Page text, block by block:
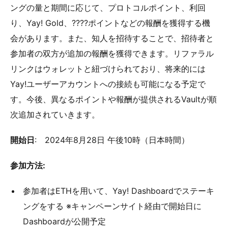
ングの量と期間に応じて、プロトコルポイント、利回
り、Yay! Gold、????ポイントなどの報酬を獲得する機
会があります。また、知人を招待することで、招待者と
参加者の双方が追加の報酬を獲得できます。リファラル
リンクはウォレットと紐づけられており、将来的には
Yay!ユーザーアカウントへの接続も可能になる予定で
す。今後、異なるポイントや報酬が提供されるVaultが順
次追加されていきます。
開始日: 2024年8月28日 午後10時（日本時間）
参加方法:
参加者はETHを用いて、Yay! Dashboardでステーキ
ングをする ※キャンペーンサイト経由で開始日に
Dashboardが公開予定